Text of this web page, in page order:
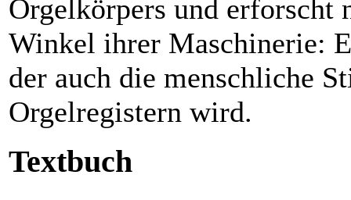
Orgelkörpers und erforscht
Winkel ihrer Maschinerie:
der auch die menschliche
Orgelregistern wird.
Textbuch